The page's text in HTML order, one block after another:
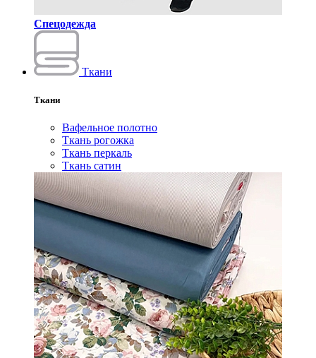
Спецодежда
Ткани
Ткани
Вафельное полотно
Ткань рогожка
Ткань перкаль
Ткань сатин